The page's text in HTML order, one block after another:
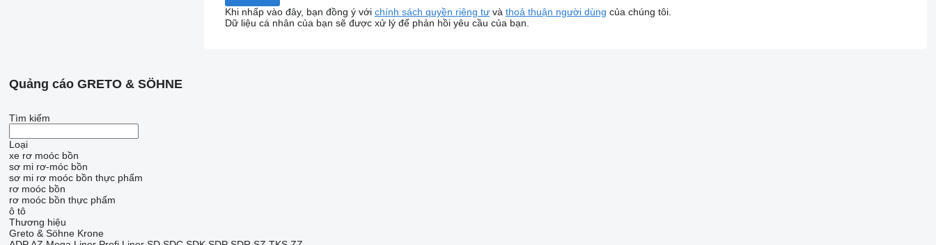
Khi nhấp vào đây, bạn đồng ý với chính sách quyền riêng tưvà thoả thuận người dùng của chúng tôi.
Dữ liệu cá nhân của bạn sẽ được xử lý để phản hồi yêu cầu của bạn.
Quảng cáo GRETO & SÖHNE
Tìm kiếm
Loại
xe rơ moóc bồn
sơ mi rơ-móc bồn
sơ mi rơ moóc bồn thực phẩm
rơ moóc bồn
rơ moóc bồn thực phẩm
ô tô
Thương hiệu
Greto & Söhne Krone